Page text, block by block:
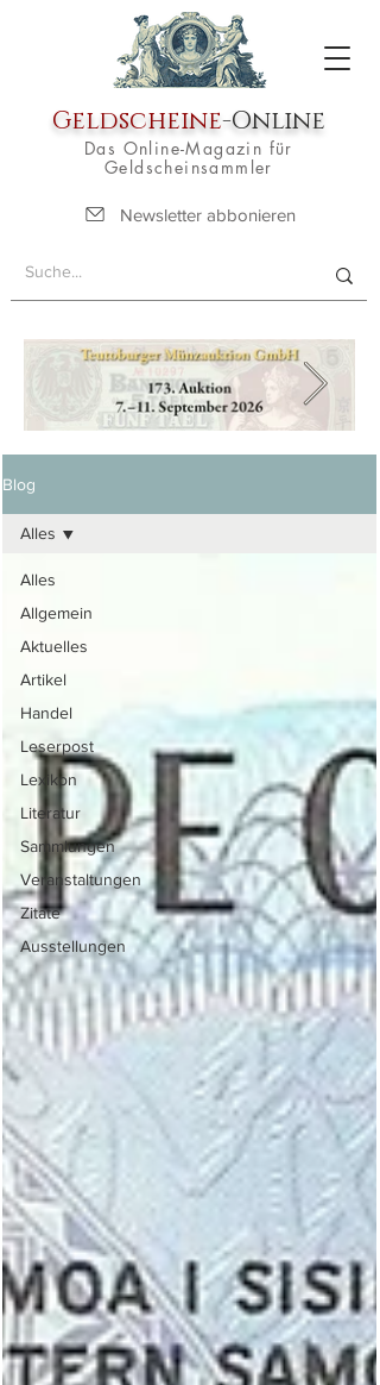
Geldscheine-Online
Das Online-Magazin für
Geldscheinsammler
Newsletter abbonieren
Blog
Alles
Allgemein
Aktuelles
Artikel
Handel
Leserpost
Lexikon
Literatur
Sammlungen
Veranstaltungen
Zitate
Ausstellungen
Alles